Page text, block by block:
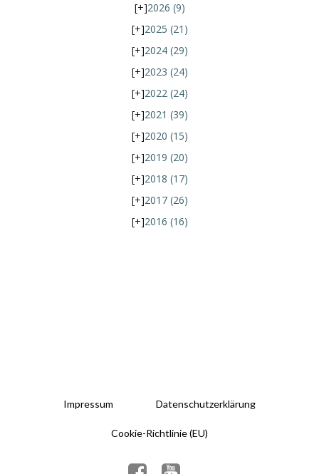
[+]2026 (9)
[+]2025 (21)
[+]2024 (29)
[+]2023 (24)
[+]2022 (24)
[+]2021 (39)
[+]2020 (15)
[+]2019 (20)
[+]2018 (17)
[+]2017 (26)
[+]2016 (16)
Impressum Datenschutzerklärung
Cookie-Richtlinie (EU)